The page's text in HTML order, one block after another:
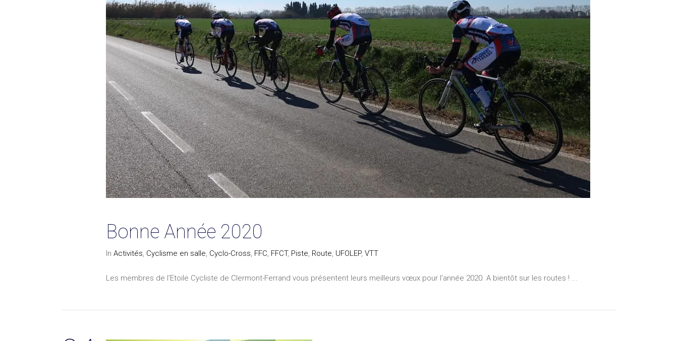
Bonne Année 2020
In Activités, Cyclisme en salle, Cyclo-Cross, FFC, FFCT, Piste, Route, UFOLEP, VTT
Les membres de l'Etoile Cycliste de Clermont-Ferrand vous présentent leurs meilleurs vœux pour l'année 2020. A bientôt sur les routes ! ...